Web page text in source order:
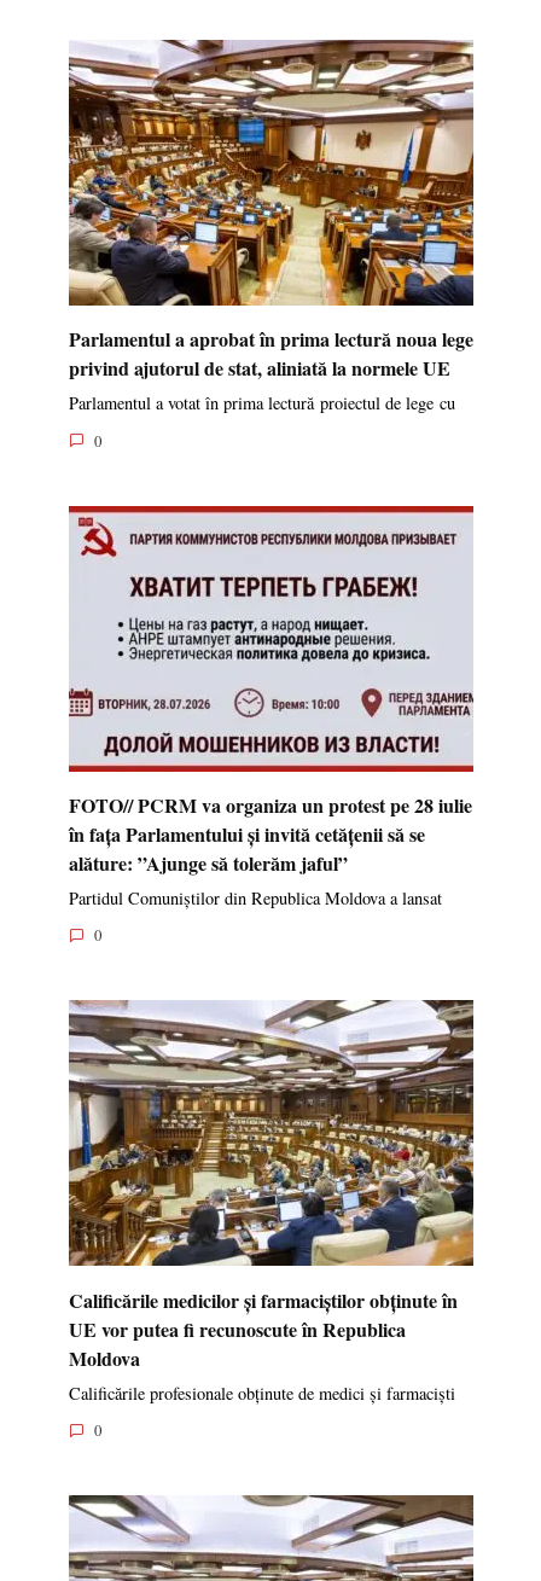
Parlamentul a aprobat în prima lectură noua lege
privind ajutorul de stat, aliniată la normele UE
Parlamentul a votat în prima lectură proiectul de lege cu
0
FOTO// PCRM va organiza un protest pe 28 iulie
în fața Parlamentului și invită cetățenii să se
alăture: ”Ajunge să tolerăm jaful”
Partidul Comuniștilor din Republica Moldova a lansat
0
Calificările medicilor și farmaciștilor obținute în
UE vor putea fi recunoscute în Republica
Moldova
Calificările profesionale obținute de medici și farmaciști
0